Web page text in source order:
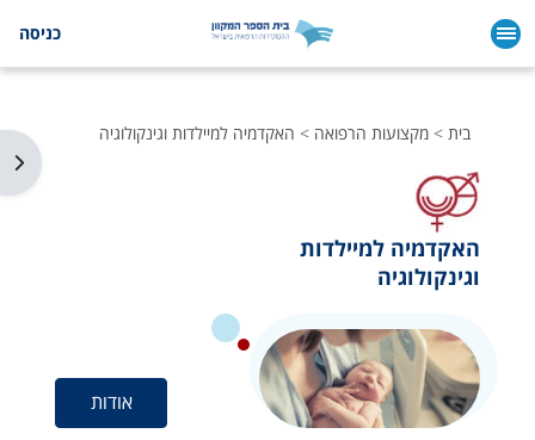
כניסה
בית מקצועות הרפואה האקדמיה למיילדות וגינקולוגיה
האקדמיה למיילדות
וגינקולוגיה
אודות